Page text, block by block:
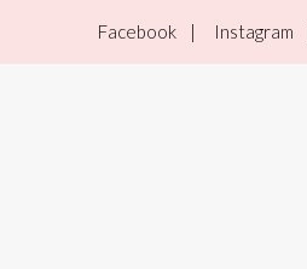
Facebook | Instagram